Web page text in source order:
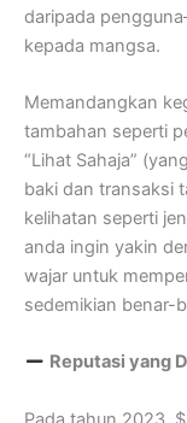
daripada
kepada mangsa.
Memandangkan
tambahan seperti
“Lihat Sahaja”
baki dan transaksi
kelihatan seperti
anda ingin yakin
wajar untuk
sedemikian benar-
Reputasi yang